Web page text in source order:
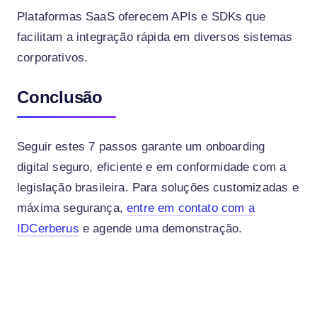
Plataformas SaaS oferecem APIs e SDKs que
facilitam a integração rápida em diversos sistemas
corporativos.
Conclusão
Seguir estes 7 passos garante um onboarding
digital seguro, eficiente e em conformidade com a
legislação brasileira. Para soluções customizadas e
máxima segurança,entre em contato com a
IDCerberus e agende uma demonstração.